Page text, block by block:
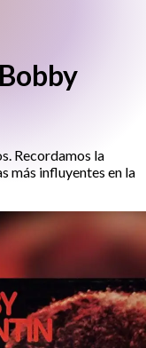
Recordamos la
más influyentes en la